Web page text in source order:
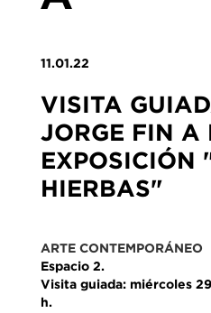
11.01.22
VISITA
JORGE FIN A
EXPOSICIÓN
HIERBAS"
ARTE CONTEMPORÁNEO
Espacio 2.
Visita guiada: miércoles
h.